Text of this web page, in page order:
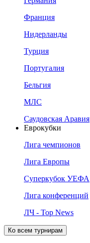
Франция
Нидерланды
Турция
Португалия
Бельгия
МЛС
Саудовская Аравия
Еврокубки
Лига чемпионов
Лига Европы
Суперкубок УЕФА
Лига конференций
ЛЧ - Top News
Ко всем турнирам